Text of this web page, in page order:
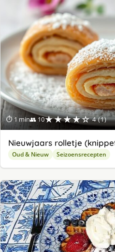
⏱ 1 min👥 10★★★★☆ 4 (1)
Nieuwjaars rolletje
Oud & Nieuw Seizoensrecepten